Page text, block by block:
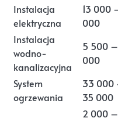
Instalacja
elektryczna
13 000
000
Instalacja
wodno-
kanalizacyjna
5 500
000
System
ogrzewania
33 000
35 000
2 000